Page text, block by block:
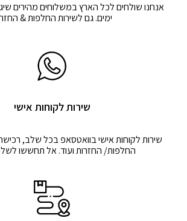
ימים. גם לשירות החלפות &
שירות לקוחות אישי
שירות לקוחות אישי בוואטסאפ בכל שלב,
החלפות/ החזרות ועוד. אל תחששו